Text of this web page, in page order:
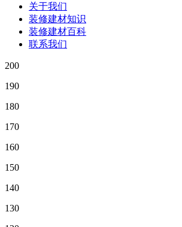
关于我们
装修建材知识
装修建材百科
联系我们
200
190
180
170
160
150
140
130